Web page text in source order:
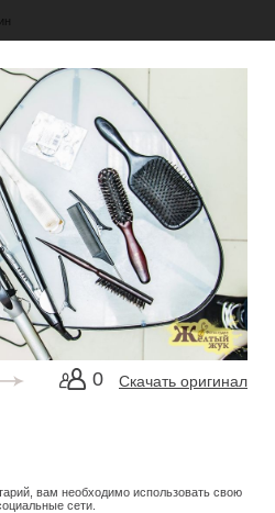
Скачать оригинал
0
вам необходимо использовать свою
сети.